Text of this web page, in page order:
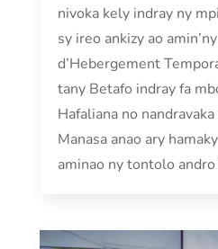
nivoka kely indray ny
sy ireo ankizy ao
d’Hebergement
tany Betafo indray fa
Hafaliana no
Manasa anao ary
aminao ny tontolo